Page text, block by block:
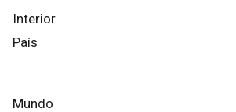
Interior
País
Mundo